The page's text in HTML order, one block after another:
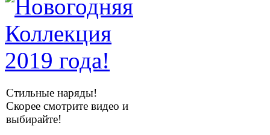
Стильные наряды!
Скорее смотрите видео и
выбирайте!